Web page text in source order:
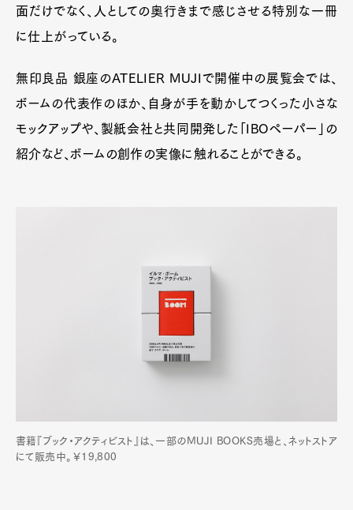
面だけでなく、人としての奥行きまで感じさせる特別な一冊
に仕上がっている。
無印良品 銀座のATELIER MUJIで開催中の展覧会では、
ボームの代表作のほか、自身が手を動かしてつくった小さな
モックアップや、製紙会社と共同開発した「IBOペーパー」の
紹介など、ボームの創作の実像に触れることができる。
書籍『ブック・アクティビスト』は、一部のMUJI BOOKS売場と、ネットストア
にて販売中。￥19,800